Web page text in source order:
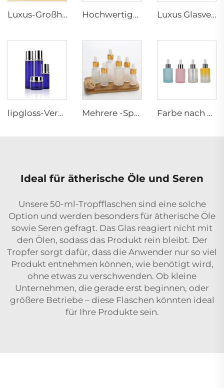
Luxus-Großhandel Hautpflege-Verpackung goldene Kugelform einzigartiger Lotionspumpen-Cremedose-Glasflaschensatz Hochwertige Gradienten Glascremedose Cremeflasche Pflegekosmetik Verpackungsset Luxus Glasverpackung für Kosmetik Leere Kosmetik-Verpackungssätze Großhandel Für Hautpflege
lipgloss-Verpackungskarton kosmetisch 50g 40ml 110ml Hautpflege andere Glasverpackungen Neujahr Weihnachtsgeschenk Glasflasche umweltfreundlich Mehrere -Spezifikation transparentes gefrorenes Glasfläschchen für ätherisches Öl mit beliebiger Farbe mit Plastiktropfer oder UV-Tropfer Farbe nach Wahl unterstützen 30ml Glasflasche für Kosmetik, ätherisches Öl, Hautpflegeflasche, Parfümflasche mit Glas-Tropfer.
Ideal für ätherische Öle und Seren
Unsere 50-ml-Tropfflaschen sind eine solche
Option und werden besonders für ätherische Öle
sowie Seren gefragt. Das Glas reagiert nicht mit
den Ölen, sodass das Produkt rein bleibt. Der
Tropfer sorgt dafür, dass die Anwender nur so viel
Produkt entnehmen können, wie benötigt wird,
ohne etwas zu verschwenden. Ob kleine
Unternehmen, die gerade erst beginnen, oder
größere Betriebe – diese Flaschen könnten ideal
für Ihre Produkte sein.